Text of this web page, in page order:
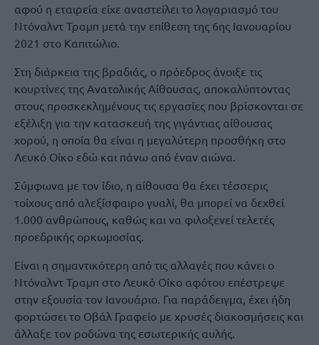
αφού η εταιρεία είχε αναστείλει το λογαριασμό του
Ντόναλντ Τραμπ μετά την επίθεση της 6ης Ιανουαρίου
2021 στο Καπιτώλιο.
Στη διάρκεια της βραδιάς, ο πρόεδρος άνοιξε τις
κουρτίνες της Ανατολικής Αίθουσας, αποκαλύπτοντας
στους προσκεκλημένους τις εργασίες που βρίσκονται σε
εξέλιξη για την κατασκευή της γιγάντιας αίθουσας
χορού, η οποία θα είναι η μεγαλύτερη προσθήκη στο
Λευκό Οίκο εδώ και πάνω από έναν αιώνα.
Σύμφωνα με τον ίδιο, η αίθουσα θα έχει τέσσερις
τοίχους από αλεξίσφαιρο γυαλί, θα μπορεί να δεχθεί
1.000 ανθρώπους, καθώς και να φιλοξενεί τελετές
προεδρικής ορκωμοσίας.
Είναι η σημαντικότερη από τις αλλαγές που κάνει ο
Ντόναλντ Τραμπ στο Λευκό Οίκο αφότου επέστρεψε
στην εξουσία τον Ιανουάριο. Για παράδειγμα, έχει ήδη
φορτώσει το Οβάλ Γραφείο με χρυσές διακοσμήσεις και
άλλαξε τον ροδώνα της εσωτερικής αυλής.